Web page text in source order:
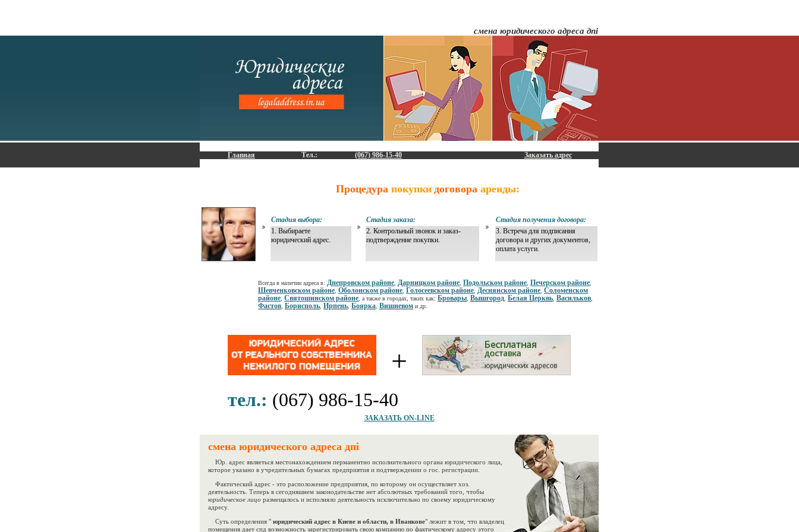
смена юридического адреса дпі
Главная Тел.: (067) 986-15-40 Заказать адрес
Процедурапокупки договорааренды:
Стадия выбора: Стадия заказа:
Стадия получения договора:
1. Выбираете
юридический адрес.
2. Контрольный звонок и заказ-
подтверждение покупки.
3. Встреча для подписания
договора и других документов,
оплата услуги.
Всегда в наличии адреса в: Днепровском районе Дарницком районе Подольском районе Печерском районе
Шевченковском районе Оболонском районе Голосеевском районе Деснянском районе Соломенском
районе Святошинском районе , а также в городах, таких как: Бровары Вышгород Белая Церквь Васильков
Фастов Борисполь Ирпень Боярка Вишневом и др.
+
тел.: (067) 986-15-40
ЗАКАЗАТЬ ON-LINE
смена юридического адреса дпі
Юр. адрес являеться местонахождением перманентно исполнительного органа юридического лица,
которое указано в учредительных бумагах предприятия и подтверждении о гос. регистрации.
Фактический адрес - это расположение предприятия, по которому он осуществляет хоз.
деятельность. Теперь в сегодняшнем законодательстве нет абсолютных требований того, чтобы
юридическое лицо размещалось и исполняло деятельность исключительно по своему юридическому
адресу.
Суть определения " юридический адрес в Киеве и области, в Иванкове" лежит в том, что владелец
помещения дает спд возможность зарегистрировать свою компанию по фактическому адресу этого